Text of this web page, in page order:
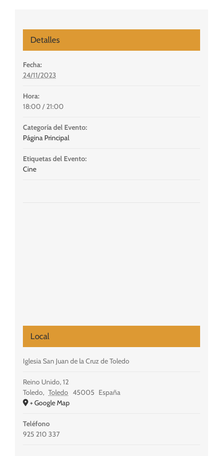
Detalles
Fecha:
24/11/2023
Hora:
18:00 / 21:00
Categoría del Evento:
Página Principal
Etiquetas del Evento:
Cine
Local
Iglesia San Juan de la Cruz de Toledo
Reino Unido, 12
Toledo, Toledo 45005 España
+ Google Map
Teléfono
925 210 337